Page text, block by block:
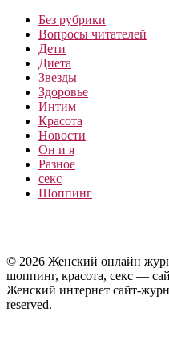
Без рубрики
Вопросы читателей
Дети
Диета
Звезды
Здоровье
Интим
Красота
Новости
Он и я
Разное
секс
Шоппинг
© 2026 Женский онлайн
шоппинг, красота, секс —
Женский интернет сайт-
reserved.